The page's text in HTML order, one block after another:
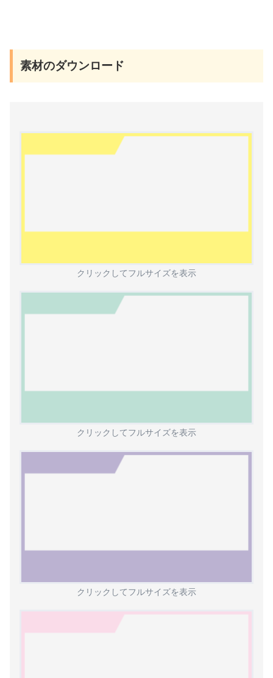
素材のダウンロード
クリックしてフルサイズを表示
クリックしてフルサイズを表示
クリックしてフルサイズを表示